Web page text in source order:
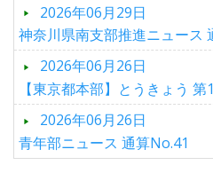
2026年06月29日
神奈川県南支部推進ニュース
2026年06月26日
【東京都本部】とうきょう
2026年06月26日
青年部ニュース 通算No.41